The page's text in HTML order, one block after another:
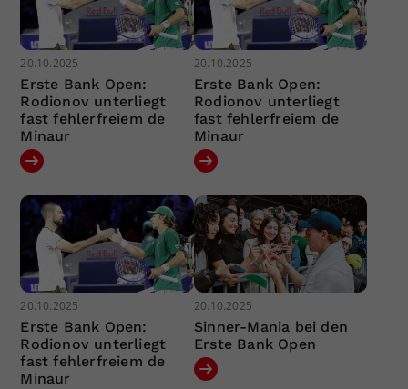
20.10.2025
Erste Bank Open:
Rodionov unterliegt
fast fehlerfreiem de
Minaur
20.10.2025
Erste Bank Open:
Rodionov unterliegt
fast fehlerfreiem de
Minaur
20.10.2025
Erste Bank Open:
Rodionov unterliegt
fast fehlerfreiem de
Minaur
20.10.2025
Sinner-Mania bei den
Erste Bank Open